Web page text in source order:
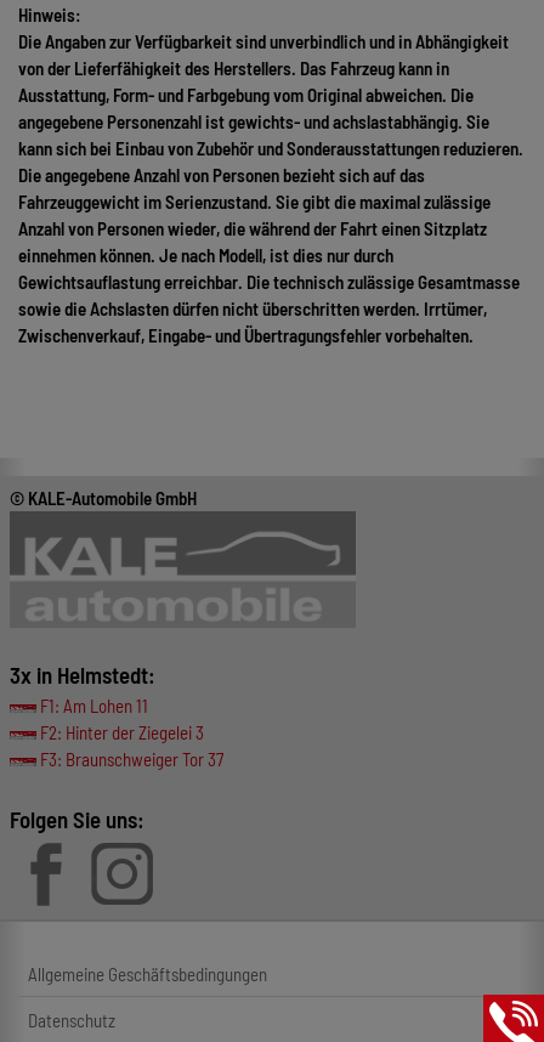
Hinweis:
Die Angaben zur Verfügbarkeit sind unverbindlich und in Abhängigkeit
von der Lieferfähigkeit des Herstellers. Das Fahrzeug kann in
Ausstattung, Form- und Farbgebung vom Original abweichen. Die
angegebene Personenzahl ist gewichts- und achslastabhängig. Sie
kann sich bei Einbau von Zubehör und Sonderausstattungen reduzieren.
Die angegebene Anzahl von Personen bezieht sich auf das
Fahrzeuggewicht im Serienzustand. Sie gibt die maximal zulässige
Anzahl von Personen wieder, die während der Fahrt einen Sitzplatz
einnehmen können. Je nach Modell, ist dies nur durch
Gewichtsauflastung erreichbar. Die technisch zulässige Gesamtmasse
sowie die Achslasten dürfen nicht überschritten werden. Irrtümer,
Zwischenverkauf, Eingabe- und Übertragungsfehler vorbehalten.
© KALE-Automobile GmbH
3x in Helmstedt:
F1: Am Lohen 11
F2: Hinter der Ziegelei 3
F3: Braunschweiger Tor 37
Folgen Sie uns:
Allgemeine Geschäftsbedingungen
Datenschutz